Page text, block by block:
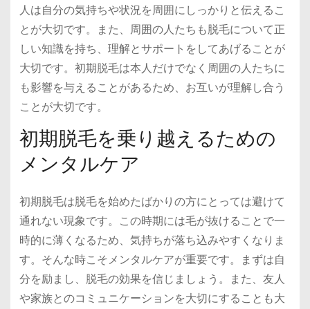
人は自分の気持ちや状況を周囲にしっかりと伝えるこ
とが大切です。また、周囲の人たちも脱毛について正
しい知識を持ち、理解とサポートをしてあげることが
大切です。初期脱毛は本人だけでなく周囲の人たちに
も影響を与えることがあるため、お互いが理解し合う
ことが大切です。
初期脱毛を乗り越えるための
メンタルケア
初期脱毛は脱毛を始めたばかりの方にとっては避けて
通れない現象です。この時期には毛が抜けることで一
時的に薄くなるため、気持ちが落ち込みやすくなりま
す。そんな時こそメンタルケアが重要です。まずは自
分を励まし、脱毛の効果を信じましょう。また、友人
や家族とのコミュニケーションを大切にすることも大